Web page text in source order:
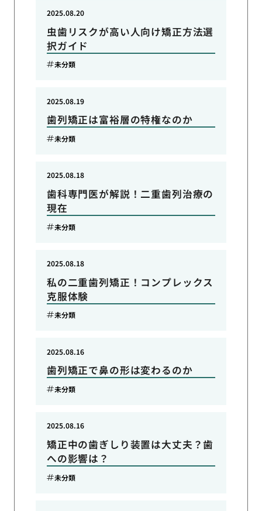
虫歯リスクが高い人向け矯正方法選
択ガイド
2025.08.20
未分類
歯列矯正は富裕層の特権なのか
2025.08.19
未分類
歯科専門医が解説！二重歯列治療の
現在
2025.08.18
未分類
私の二重歯列矯正！コンプレックス
克服体験
2025.08.18
未分類
歯列矯正で鼻の形は変わるのか
2025.08.16
未分類
矯正中の歯ぎしり装置は大丈夫？歯
への影響は？
2025.08.16
未分類